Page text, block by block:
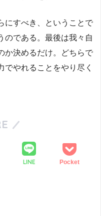
にすべき、ということで
のである。最後は我々自
か決めるだけ。どちらで
でやれることをやり尽く
LINE Pocket